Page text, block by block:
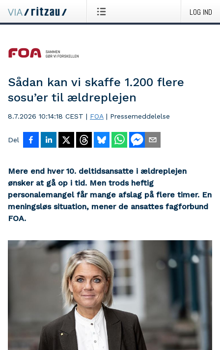
LOG IND
Sådan kan vi skaffe 1.200 flere
sosu’er til ældreplejen
8.7.2026 10:14:18 CEST | FOA | Pressemeddelelse
Del
Mere end hver 10. deltidsansatte i ældreplejen
ønsker at gå op i tid. Men trods heftig
personalemangel får mange afslag på flere timer. En
meningsløs situation, mener de ansattes fagforbund
FOA.